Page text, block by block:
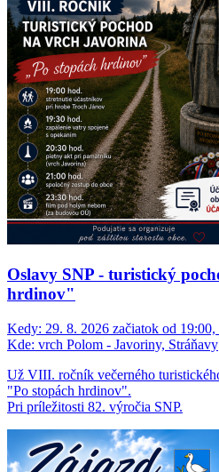
Oslavy SNP - turistický
hrdinov"
Kedy: 29. 8. 2026 začiatok od
Kde: vrch Polom - Javoriny, Stráňavy
Už VIII. ročník večerného
"Po stopách hrdinov".
Pri príležitosti 82. výročia SNP.